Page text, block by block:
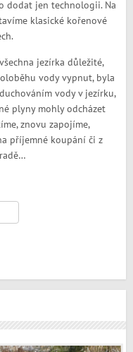
dodat jen technologii. Na
klasické kořenové
jezírka důležité,
vody vypnut, byla
vody v jezírku,
plyny mohly odcházet
znovu zapojíme,
příjemné koupání či z